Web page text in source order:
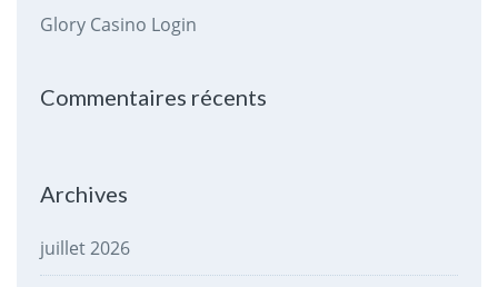
Glory Casino Login
Commentaires récents
Archives
juillet 2026